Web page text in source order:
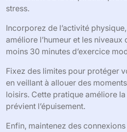
stress.
Incorporez de l’activité
améliore l’humeur et les niveaux
moins 30 minutes d’exercice
Fixez des limites pour protéger
en veillant à allouer des
loisirs. Cette pratique améliore
prévient l’épuisement.
Enfin, maintenez des